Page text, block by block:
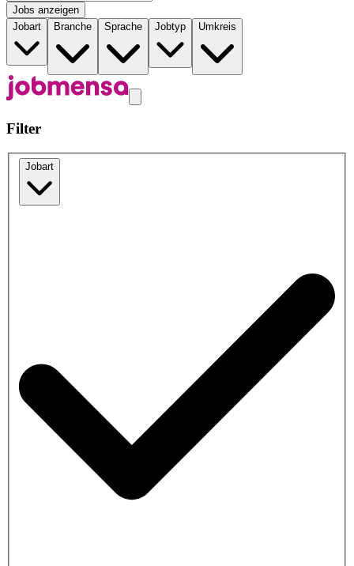
Jobs anzeigen
Jobart
Branche Sprache Jobtyp Umkreis
Filter
Jobart